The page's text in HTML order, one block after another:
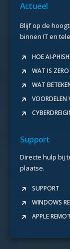
Actueel
Blijf op de
binnen IT en
HOE AI-
WAT IS
WAT
VOORDELEN
Support
Directe hulp bij
plaatse.
SUPPORT
WINDOWS
APPLE